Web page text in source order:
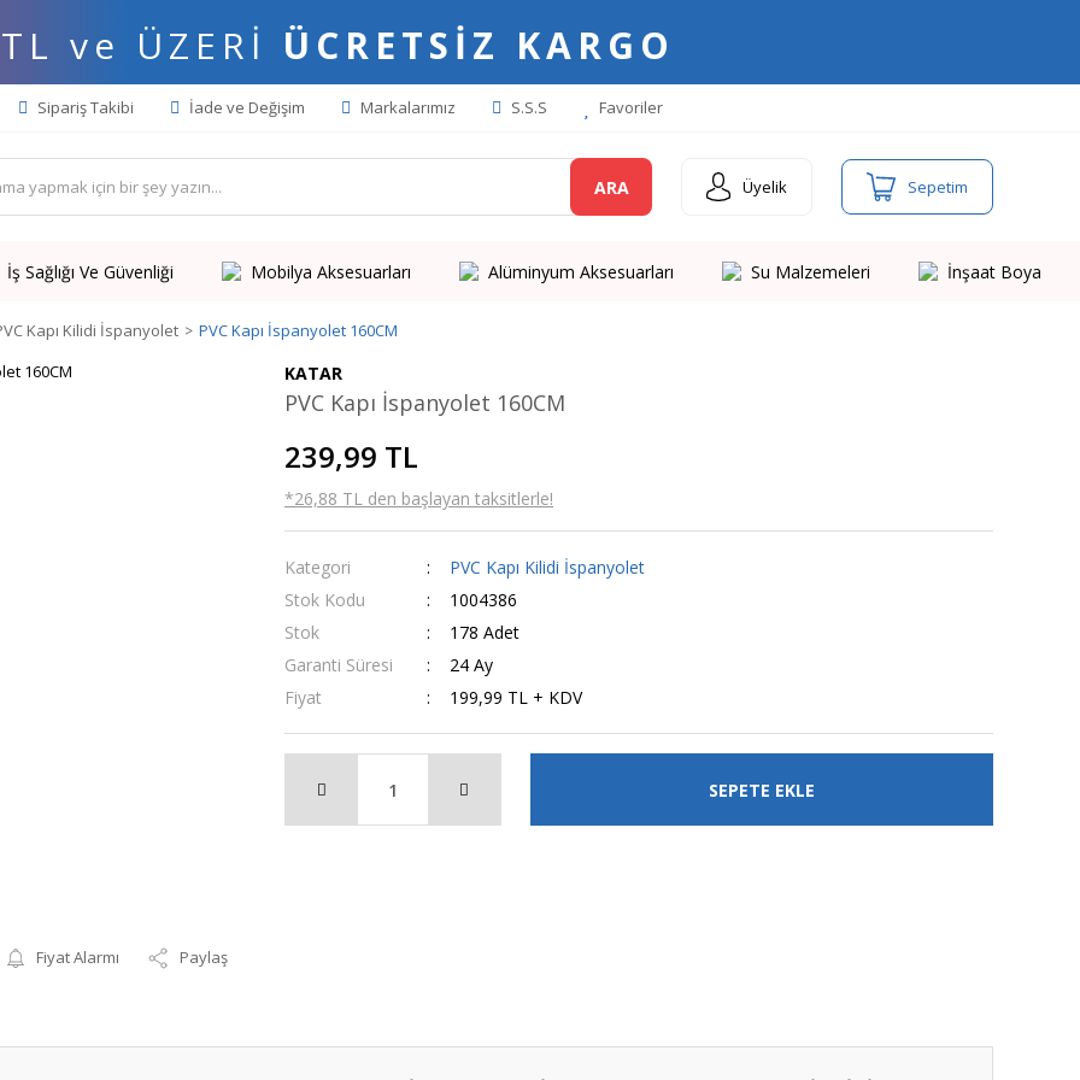
ve ÜZERİ ÜCRETSİZ KARGO
Sipariş Takibi İade ve Değişim Markalarımız S.S.S Favoriler
ARA Üyelik Sepetim
İş Sağlığı Ve Güvenliği Mobilya Aksesuarları Alüminyum Aksesuarları Su Malzemeleri İnşaat Boya
Kapı Kilidi İspanyolet PVC Kapı İspanyolet 160CM
Fiyat Alarmı Paylaş
KATAR
PVC Kapı İspanyolet 160CM
239,99 TL
*26,88 TL den başlayan taksitlerle!
Kategori
PVC Kapı Kilidi İspanyolet
Stok Kodu
1004386
Stok
178 Adet
Garanti Süresi
24 Ay
Fiyat
199,99 TL + KDV
SEPETE EKLE